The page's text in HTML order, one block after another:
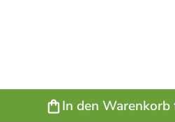
In den Warenkorb